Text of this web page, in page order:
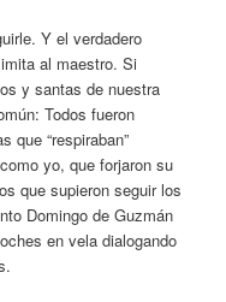
Y el verdadero
al maestro. Si
y santas de nuestra
Todos fueron
que “respiraban”
yo, que forjaron su
que supieron seguir los
Domingo de Guzmán
en vela dialogando